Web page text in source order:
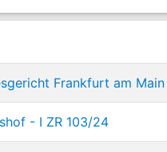
Frankfurt am
- I ZR 103/24